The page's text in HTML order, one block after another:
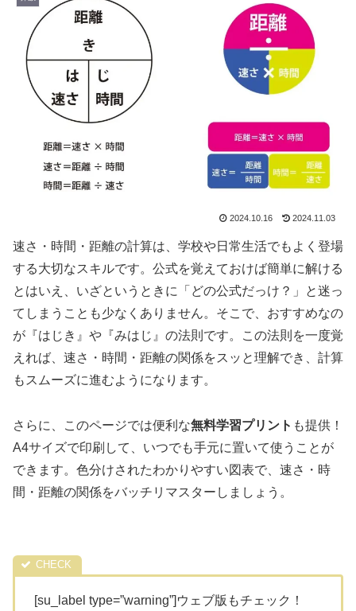
2024.10.16 2024.11.03
速さ・時間・距離の計算は、学校や日常生活でもよく登場
する大切なスキルです。公式を覚えておけば簡単に解ける
とはいえ、いざというときに「どの公式だっけ？」と迷っ
てしまうことも少なくありません。そこで、おすすめなの
が『はじき』や『みはじ』の法則です。この法則を一度覚
えれば、速さ・時間・距離の関係をスッと理解でき、計算
もスムーズに進むようになります。
さらに、このページでは便利な無料学習プリント も提供！
A4サイズで印刷して、いつでも手元に置いて使うことが
できます。色分けされたわかりやすい図表で、速さ・時
間・距離の関係をバッチリマスターしましょう。
[su_label type=”warning”]ウェブ版もチェック！